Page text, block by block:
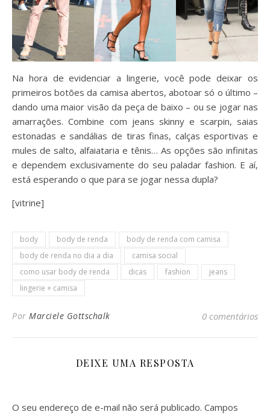
Na hora de evidenciar a lingerie, você pode deixar os
primeiros botões da camisa abertos, abotoar só o último –
dando uma maior visão da peça de baixo – ou se jogar nas
amarrações. Combine com jeans skinny e scarpin, saias
estonadas e sandálias de tiras finas, calças esportivas e
mules de salto, alfaiataria e tênis… As opções são infinitas
e dependem exclusivamente do seu paladar fashion. E aí,
está esperando o que para se jogar nessa dupla?
[vitrine]
body body de renda
body de renda com camisa
body de renda no dia a dia
camisa social
como usar body de renda
dicas fashion
jeans
lingerie + camisa
Por Marciele Gottschalk 0 comentários
DEIXE UMA RESPOSTA
O seu endereço de e-mail não será publicado. Campos